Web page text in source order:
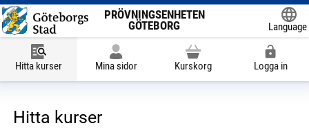
PRÖVNINGSENHETEN
GÖTEBORG
Language
Hitta kurser Mina sidor Kurskorg Logga in
Hitta kurser